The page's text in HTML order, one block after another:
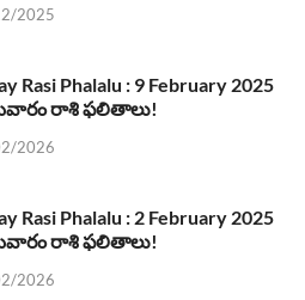
2025
Rasi Phalalu : 9 February 2025
రాశి ఫలితాలు!
2026
Rasi Phalalu : 2 February 2025
రాశి ఫలితాలు!
2026